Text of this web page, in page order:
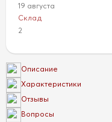
19 августа
Склад
2
Описание
Характеристики
Отзывы
Вопросы